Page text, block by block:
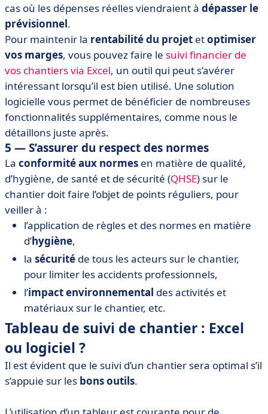
cas où les dépenses réelles viendraient à dépasser le
prévisionnel.
Pour maintenir la rentabilité du projet etoptimiser
vos marges, vous pouvez faire le suivi financier de
vos chantiers via Excel, un outil qui peut s’avérer
intéressant lorsqu’il est bien utilisé. Une solution
logicielle vous permet de bénéficier de nombreuses
fonctionnalités supplémentaires, comme nous le
détaillons juste après.
5 — S’assurer du respect des normes
La conformité aux normes en matière de qualité,
d’hygiène, de santé et de sécurité (QHSE) sur le
chantier doit faire l’objet de points réguliers, pour
veiller à :
l’application de règles et des normes en matière
d’hygiène,
la sécurité de tous les acteurs sur le chantier,
pour limiter les accidents professionnels,
l’impact environnemental des activités et
matériaux sur le chantier, etc.
Tableau de suivi de chantier : Excel
ou logiciel ?
Il est évident que le suivi d’un chantier sera optimal s’il
s’appuie sur les bons outils.